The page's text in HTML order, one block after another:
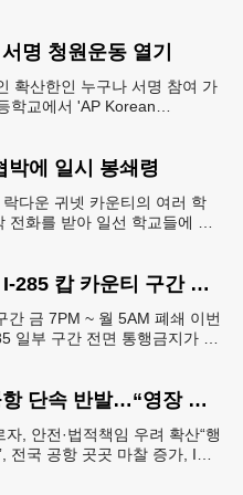
명 청원운동 열기
확산한인 누구나 서명 참여 가
학교에서 'AP Korean
박에 일시 봉쇄령
다운 귀넷 카운티의 여러 학
전화를 받아 일선 학교들에 일
주말 포장공사로 I-285 캅 카운티 구간 통행금지
간 금 7PM ~ 월 5AM 폐쇄 이번
일부 구간 전면 통행금지가 시
항공사들, ICE 공항 단속 반발…“영장 없인 협조 불가”
, 안전·법적책임 우려 확산“행
전국 공항 곳곳 마찰 증가, ICE